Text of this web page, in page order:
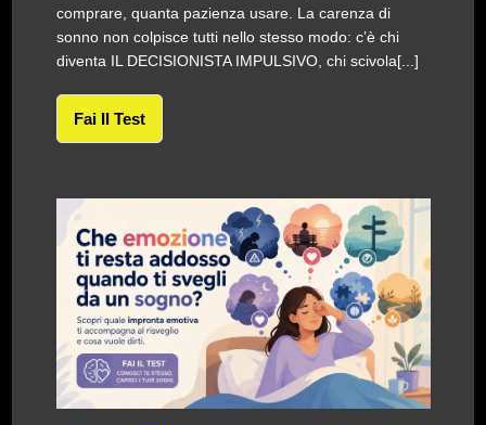
comprare, quanta pazienza usare. La carenza di
sonno non colpisce tutti nello stesso modo: c’è chi
diventa IL DECISIONISTA IMPULSIVO, chi scivola[...]
Fai Il Test